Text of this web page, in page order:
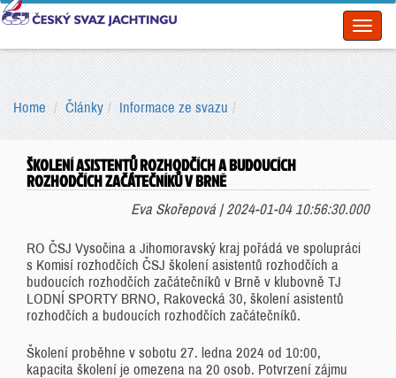
Home Články Informace ze svazu
ŠKOLENÍ ASISTENTŮ ROZHODČÍCH A BUDOUCÍCH
ROZHODČÍCH ZAČÁTEČNÍKŮ V BRNĚ
Eva Skořepová | 2024-01-04 10:56:30.000
RO ČSJ Vysočina a Jihomoravský kraj pořádá ve spolupráci
s Komisí rozhodčích ČSJ školení asistentů rozhodčích a
budoucích rozhodčích začátečníků v Brně v klubovně TJ
LODNÍ SPORTY BRNO, Rakovecká 30, školení asistentů
rozhodčích a budoucích rozhodčích začátečníků.
Školení proběhne v sobotu 27. ledna 2024 od 10:00,
kapacita školení je omezena na 20 osob. Potvrzení zájmu